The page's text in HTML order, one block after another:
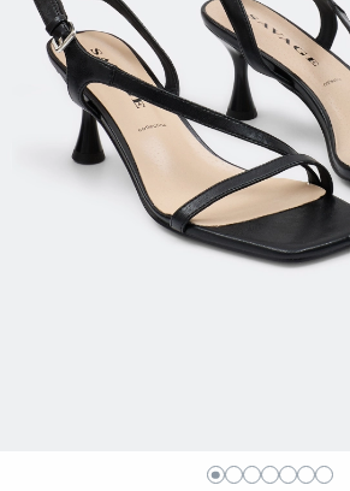
1 2 3 4 5 6 7